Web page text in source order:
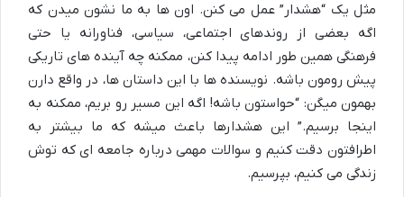
مثل یک “هشدار” عمل می کنن. اون ها به ما نشون میدن که
اگه بعضی از روندهای اجتماعی، سیاسی، فناورانه یا حتی
فرهنگی همین طور ادامه پیدا کنن، ممکنه چه آینده های تاریکی
پیش رومون باشه. نویسنده ها با این داستان ها، در واقع دارن
بهمون میگن: “حواستون باشه! اگه این مسیر رو بریم، ممکنه به
اینجا برسیم.” این هشدارها باعث میشه که ما بیشتر به
اطرافتون دقت کنیم و سوالات مهمی درباره جامعه ای که توش
زندگی می کنیم، بپرسیم.